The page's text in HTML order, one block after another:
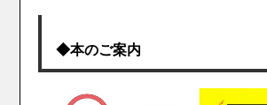
◆本のご案内